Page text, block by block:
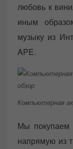
любовь к
иным
музыку из
APE.
Компьютерная
Мы покупаем
напрямую из